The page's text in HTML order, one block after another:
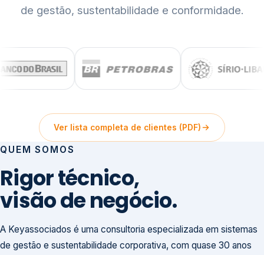
de gestão, sustentabilidade e conformidade.
Ver lista completa de clientes (PDF)
QUEM SOMOS
Rigor técnico,
visão de negócio.
A Keyassociados é uma consultoria especializada em sistemas
de gestão e sustentabilidade corporativa, com quase 30 anos